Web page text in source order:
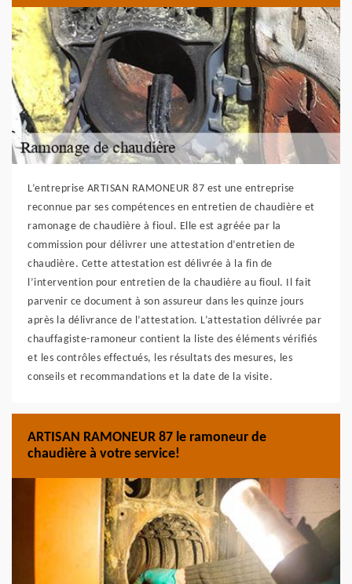
L’entreprise ARTISAN RAMONEUR 87 est une entreprise
reconnue par ses compétences en entretien de chaudière et
ramonage de chaudière à fioul. Elle est agréée par la
commission pour délivrer une attestation d’entretien de
chaudière. Cette attestation est délivrée à la fin de
l’intervention pour entretien de la chaudière au fioul. Il fait
parvenir ce document à son assureur dans les quinze jours
après la délivrance de l’attestation. L’attestation délivrée par
chauffagiste-ramoneur contient la liste des éléments vérifiés
et les contrôles effectués, les résultats des mesures, les
conseils et recommandations et la date de la visite.
ARTISAN RAMONEUR 87 le ramoneur de
chaudière à votre service!